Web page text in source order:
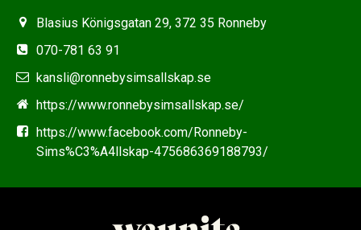
Blasius Königsgatan 29, 372 35 Ronneby
070-781 63 91
kansli@ronnebysimsallskap.se
https://www.ronnebysimsallskap.se/
https://www.facebook.com/Ronneby-
Sims%C3%A4llskap-475686369188793/